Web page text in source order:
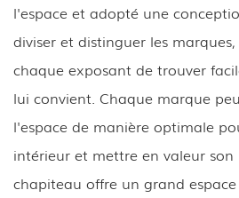
l'espace et adopté une
diviser et distinguer les
chaque exposant de trouver
lui convient. Chaque marque
l'espace de manière optimale
intérieur et mettre en valeur son
chapiteau offre un grand